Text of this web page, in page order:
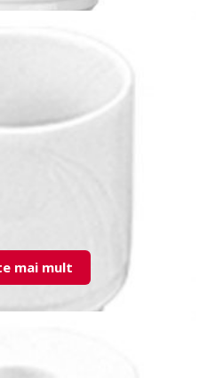
mai mult